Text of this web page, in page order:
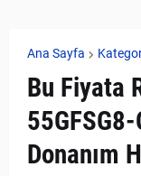
Ana Sayfa
Bu Fiyata
Donanım